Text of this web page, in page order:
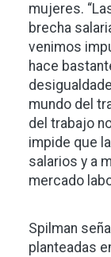
mujeres.
brecha
venimos
hace
mundo del
del trabajo
impide que
salarios y a
mercado
Spilman
planteadas